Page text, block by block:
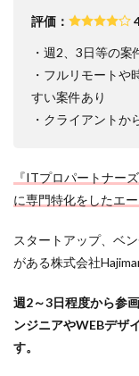
評価：
・週2、3日等の案
・フルリモート
すい案件あり
・クライアントか
『ITプロパートナー
に専門特化をしたエー
スタートアップ、ベ
がある株式会社
週2～3日程度から参
ンジニアやWEBデザ
す。